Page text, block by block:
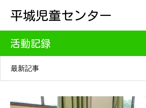
平城児童センター
活動記録
最新記事